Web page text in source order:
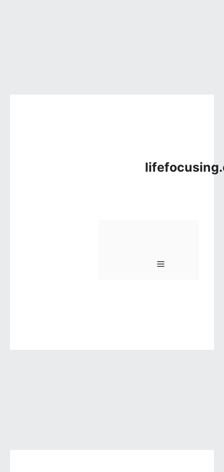
메뉴